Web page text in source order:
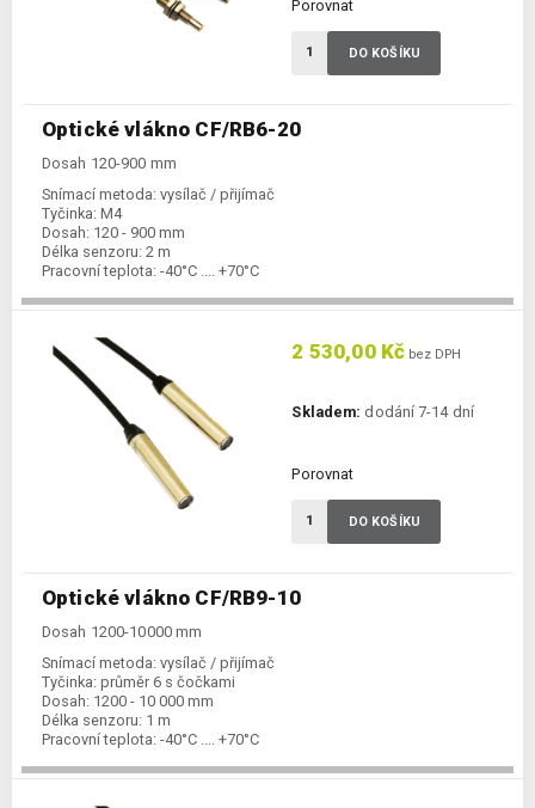
Optické vlákno CF/RB6-20
Dosah 120-900 mm
Snímací metoda: vysílač / přijímač
Tyčinka: M4
Dosah: 120 - 900 mm
Délka senzoru: 2 m
Pracovní teplota: -40°C .... +70°C
Porovnat
DO KOŠÍKU
Optické vlákno CF/RB9-10
Dosah 1200-10000 mm
Snímací metoda: vysílač / přijímač
Tyčinka: průměr 6 s čočkami
Dosah: 1200 - 10 000 mm
Délka senzoru: 1 m
Pracovní teplota: -40°C .... +70°C
2 530,00 Kč bez DPH
Skladem: dodání 7-14 dní
Porovnat
DO KOŠÍKU